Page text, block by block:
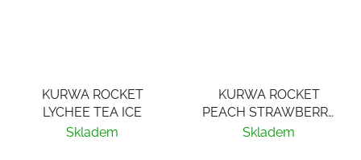
KURWA ROCKET
LYCHEE TEA ICE
Skladem
KURWA ROCKET
PEACH STRAWBERRY
LEMON ICE
Skladem